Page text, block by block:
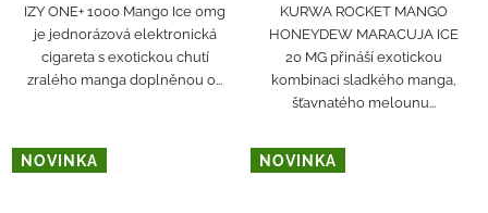
IZY ONE+ 1000 Mango Ice 0mg
je jednorázová elektronická
cigareta s exotickou chutí
zralého manga doplněnou o...
KURWA ROCKET MANGO
HONEYDEW MARACUJA ICE
20 MG přináší exotickou
kombinaci sladkého manga,
šťavnatého melounu...
NOVINKA NOVINKA